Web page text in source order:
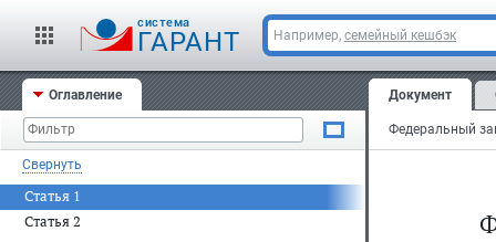
cистема
ГАРАНТ Например, семейный кешбэк
Оглавление
Свернуть
Статья 1
Статья 2
Документ